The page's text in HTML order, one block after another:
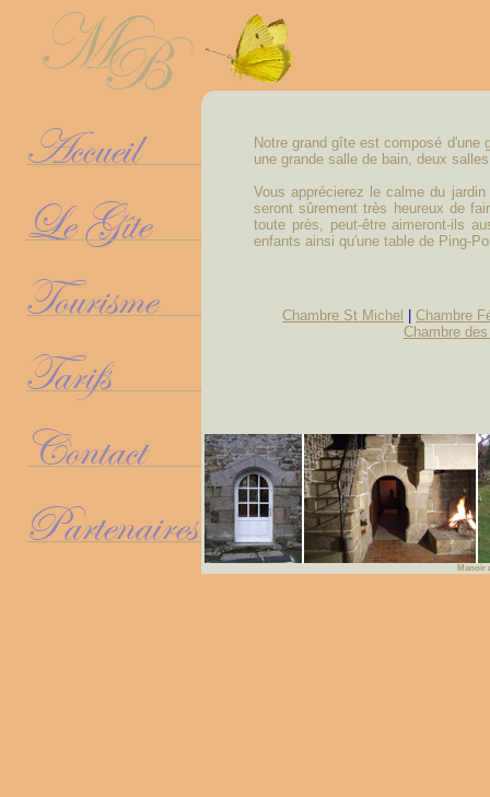
Notre grand gîte est composé d'une
une grande salle de bain, deux
Vous apprécierez le calme du
seront sûrement très heureux de
toute près, peut-être aimeront-ils
enfants ainsi qu'une table de Ping-
Chambre St Michel
Chambre
Chambre
Manoir